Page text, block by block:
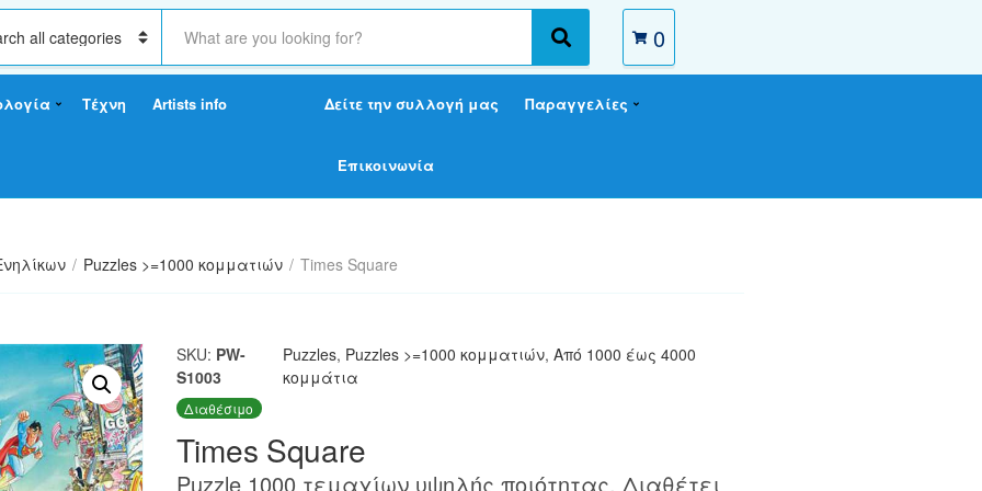
S
a
c
x
S
e
r
0
Τέχνη Artists info Δείτε την συλλογή μας Παραγγελίες
Επικοινωνία
/ Puzzles >=1000 κομματιών / Times Square
SKU: PW-
S1003
Puzzles, Puzzles >=1000 κομματιών, Από 1000 έως 4000
κομμάτια
Διαθέσιμο
Times Square
Puzzle 1000 τεμαχίων υψηλής ποιότητας. Διαθέτει